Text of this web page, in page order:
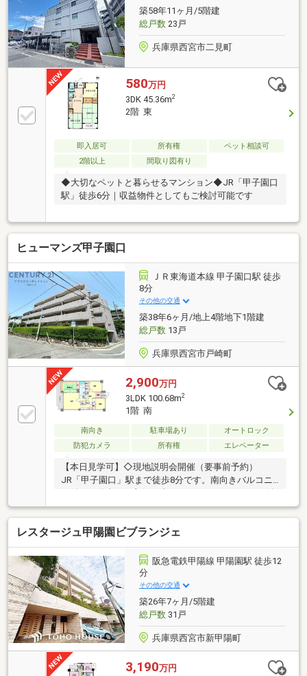
築58年11ヶ月/5階建
総戸数23戸
兵庫県西宮市二見町
580万円
3DK 45.36m2
2階 東
即入居可 所有権
ペット相談可
2階以上
間取り図有り
◆大切なペットと暮らせるマンション◆JR「甲子園口
駅」徒歩6分｜収益物件としてもご検討可能です
ヒューマンズ甲子園口
ＪＲ東海道本線 甲子園口駅 徒歩
8分
その他の交通
築38年6ヶ月/地上4階地下1階建
総戸数13戸
兵庫県西宮市戸崎町
2,900万円
3LDK 100.68m2
1階 南
南向き 駐車場あり
オートロック
防犯カメラ
所有権 エレベーター
【本日見学可】◇現地説明会開催（要事前予約）
JR「甲子園口」駅まで徒歩8分です。南向きバルコニ
きで安心。ライフ甲子園店まで徒歩8分でお買い物に
便利。
レスタージュ甲陽園ビブランジェ
阪急電鉄甲陽線 甲陽園駅 徒歩12
分
その他の交通
築26年7ヶ月/5階建
総戸数31戸
兵庫県西宮市新甲陽町
3,190万円